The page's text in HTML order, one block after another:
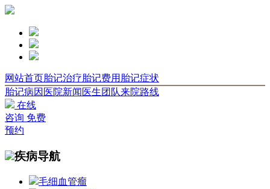
网站首页胎记治疗胎记费用 胎记症状
胎记病因 医院新闻 医生团队来院路线
在线
咨询 免费
预约
疾病导航
毛细血管瘤